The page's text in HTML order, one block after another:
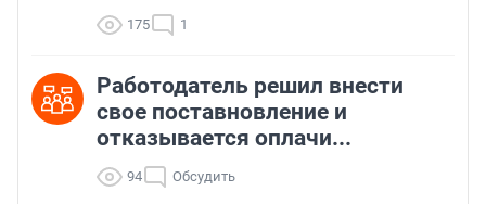
175 1
Работодатель решил внести
свое поставновление и
отказывается оплачи...
94 Обсудить